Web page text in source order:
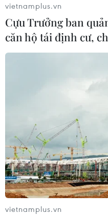
vietnamplus.vn
Cựu Trưởng ban
căn hộ tái định cư,
vietnamplus.vn